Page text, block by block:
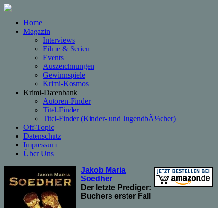
Home
Magazin
Interviews
Filme & Serien
Events
Auszeichnungen
Gewinnspiele
Krimi-Kosmos
Krimi-Datenbank
Autoren-Finder
Titel-Finder
Titel-Finder (Kinder- und JugendbÃ¼cher)
Off-Topic
Datenschutz
Impressum
Über Uns
Jakob Maria
Soedher
Der letzte Prediger:
Buchers erster Fall